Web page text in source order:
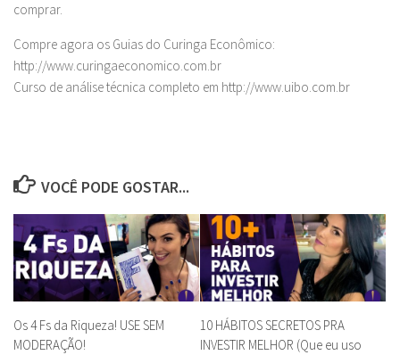
comprar.
Compre agora os Guias do Curinga Econômico:
http://www.curingaeconomico.com.br
Curso de análise técnica completo em http://www.uibo.com.br
VOCÊ PODE GOSTAR...
Os 4 Fs da Riqueza! USE SEM
MODERAÇÃO!
10 HÁBITOS SECRETOS PRA
INVESTIR MELHOR (Que eu uso